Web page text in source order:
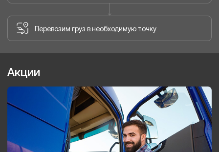
Перевозим груз в необходимую точку
Акции